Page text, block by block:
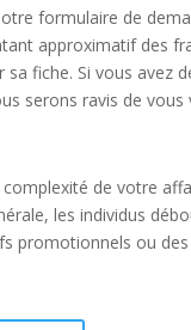
formulaire de
approximatif des
fiche. Si vous avez
serons ravis de vous
de votre
les individus
promotionnels ou